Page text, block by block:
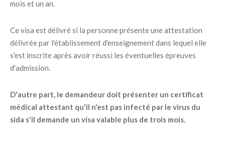
mois et un an.
Ce visa est délivré si la personne présente une attestation
délivrée par l'établissement d'enseignement dans lequel elle
s'est inscrite après avoir réussi les éventuelles épreuves
d'admission.
D'autre part, le demandeur doit présenter un certificat
médical attestant qu'il n'est pas infecté par le virus du
sida s'il demande un visa valable plus de trois mois.